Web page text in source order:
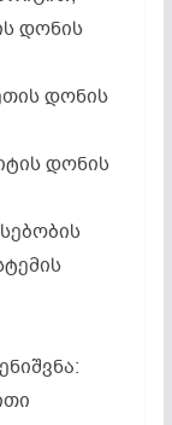
დონის
დონის
დონის